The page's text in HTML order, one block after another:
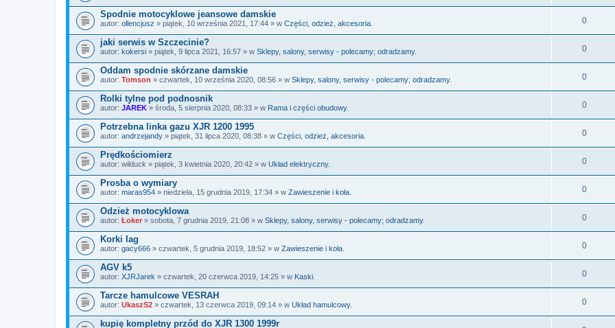
Spodnie motocyklowe jeansowe damskie
autor: ollencjusz » piątek, 10 września 2021, 17:44 » w Części, odzież, akcesoria. 0
jaki serwis w Szczecinie?
autor: kokersi » piątek, 9 lipca 2021, 16:57 » w Sklepy, salony, serwisy - polecamy; odradzamy. 0
Oddam spodnie skórzane damskie
autor: Tomson » czwartek, 10 września 2020, 08:56 » w Sklepy, salony, serwisy - polecamy; odradzamy. 0
Rolki tylne pod podnosnik
autor: JAREK » środa, 5 sierpnia 2020, 08:33 » w Rama i części obudowy. 0
Potrzebna linka gazu XJR 1200 1995
autor: andrzejandy » piątek, 31 lipca 2020, 08:38 » w Części, odzież, akcesoria. 0
Prędkościomierz
autor: wilduck » piątek, 3 kwietnia 2020, 20:42 » w Układ elektryczny. 0
Prosba o wymiary
autor: maras954 » niedziela, 15 grudnia 2019, 17:34 » w Zawieszenie i koła. 0
Odzież motocyklowa
autor: Łoker » sobota, 7 grudnia 2019, 21:08 » w Sklepy, salony, serwisy - polecamy; odradzamy. 0
Korki lag
autor: gacy666 » czwartek, 5 grudnia 2019, 18:52 » w Zawieszenie i koła. 0
AGV k5
autor: XJRJarek » czwartek, 20 czerwca 2019, 14:25 » w Kaski. 0
Tarcze hamulcowe VESRAH
autor: UkaszS2 » czwartek, 13 czerwca 2019, 09:14 » w Układ hamulcowy. 0
kupię kompletny przód do XJR 1300 1999r